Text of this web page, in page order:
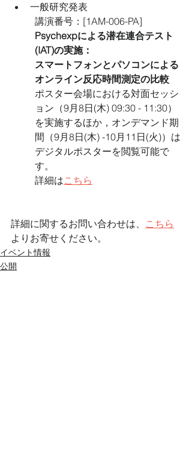
一般研究発表
講演番号：[1AM-006-PA]
Psychexpによる潜在連合テスト
(IAT)の実施：
スマートフォンとパソコンによる
オンライン反応時間測定の比較
ポスター会場における対面セッシ
ョン（9月8日(木) 09:30 - 11:30）
を実施するほか，オンデマンド期
間（9月8日(木) -10月11日(火)）は
デジタルポスターを閲覧可能で
す。
詳細はこちら
詳細に関するお問い合わせは、 こちら
よりお寄せください。
イベント情報
公開